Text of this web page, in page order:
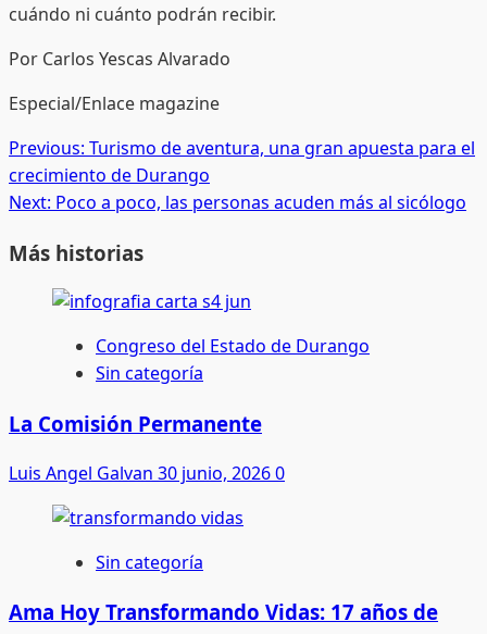
cuándo ni cuánto podrán recibir.
Por Carlos Yescas Alvarado
Especial/Enlace magazine
Post
navigation
Previous: Turismo de aventura, una gran apuesta para el
crecimiento de Durango
Next: Poco a poco, las personas acuden más al sicólogo
Más historias
Congreso del Estado de Durango
Sin categoría
La Comisión Permanente
Luis Angel Galvan 30 junio, 20260
Sin categoría
Ama Hoy Transformando Vidas: 17 años de